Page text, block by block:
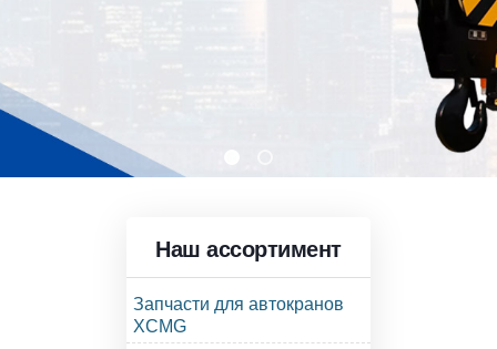
Наш ассортимент
Запчасти для автокранов
XCMG